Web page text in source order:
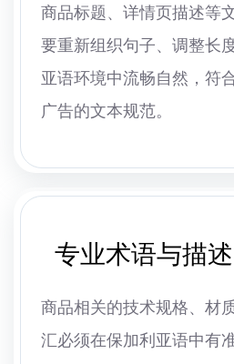
商品标题、详情页描述等
要重新组织句子、调整长
亚语环境中流畅自然，符
广告的文本规范。
专业术语与描
商品相关的技术规格、材
汇必须在保加利亚语中有